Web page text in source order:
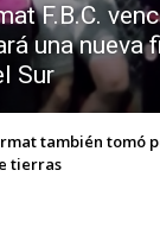
F.B.C.
una nueva
Sur
también tomó
tierras